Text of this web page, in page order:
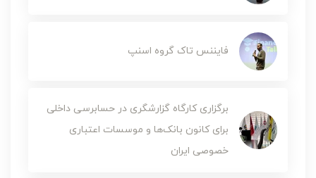
فایننس تاک گروه اسنپ
برگزاری کارگاه گزارشگری در حسابرسی داخلی
برای کانون بانک‌ها و موسسات اعتباری
خصوصی ایران